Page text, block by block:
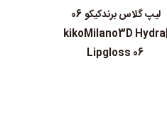
لیپ گلاس‌ برندکیکو 06
|kikoMilano3D Hydra
Lipgloss 06